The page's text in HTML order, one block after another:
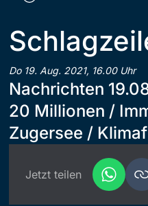
Do 19. Aug. 2021, 16.00 Uhr
Nachrichten
20 Millionen /
Zugersee /
Jetzt teilen